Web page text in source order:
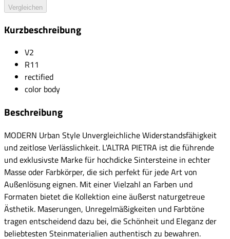
Vergleichen
Kurzbeschreibung
V2
R11
rectified
color body
Beschreibung
MODERN Urban Style Unvergleichliche Widerstandsfähigkeit
und zeitlose Verlässlichkeit. L'ALTRA PIETRA ist die führende
und exklusivste Marke für hochdicke Sintersteine in echter
Masse oder Farbkörper, die sich perfekt für jede Art von
Außenlösung eignen. Mit einer Vielzahl an Farben und
Formaten bietet die Kollektion eine äußerst naturgetreue
Ästhetik. Maserungen, Unregelmäßigkeiten und Farbtöne
tragen entscheidend dazu bei, die Schönheit und Eleganz der
beliebtesten Steinmaterialien authentisch zu bewahren.